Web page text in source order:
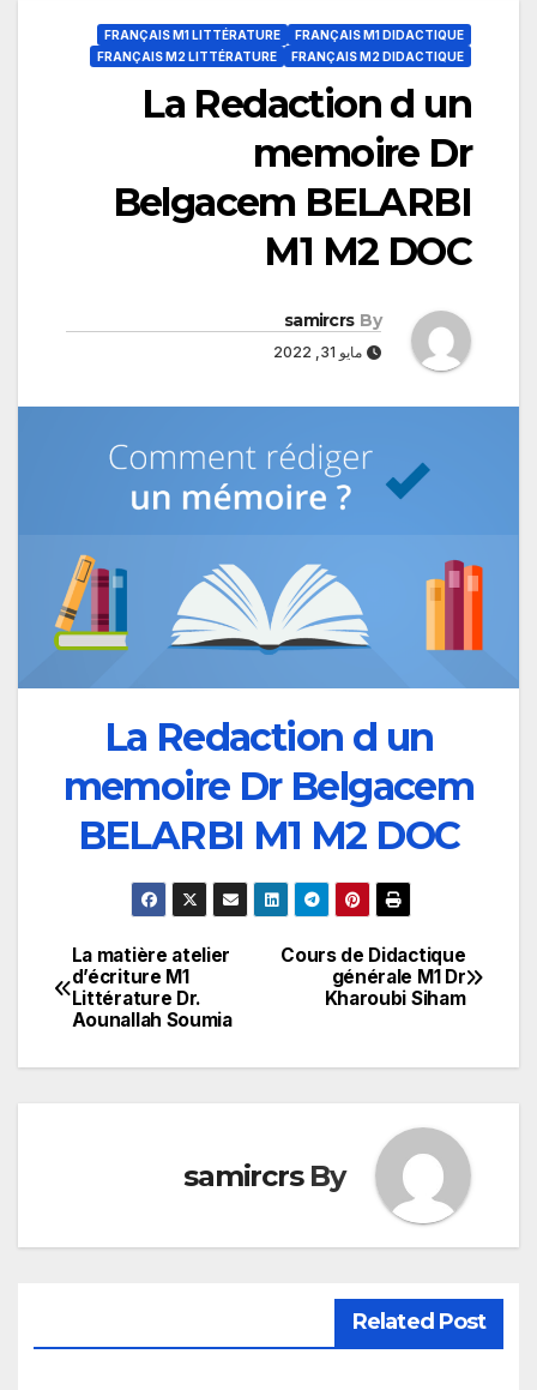
FRANÇAIS M1 DIDACTIQUE
FRANÇAIS M1 LITTÉRATURE
FRANÇAIS M2 DIDACTIQUE
FRANÇAIS M2 LITTÉRATURE
La Redaction d un
memoire Dr
Belgacem BELARBI
M1 M2 DOC
By
samircrs
مايو 31, 2022
La Redaction d un
memoire Dr Belgacem
BELARBI M1 M2 DOC
تصفّح
المقالات
La matière atelier
d’écriture M1
Littérature Dr.
Aounallah Soumia
Cours de Didactique
générale M1 Dr
Kharoubi Siham
By
samircrs
Related Post